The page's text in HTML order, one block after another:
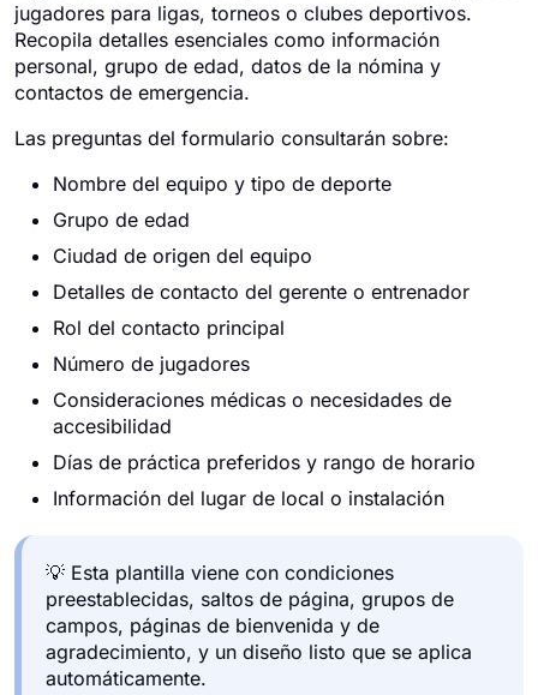
jugadores para ligas, torneos o clubes deportivos.
Recopila detalles esenciales como información
personal, grupo de edad, datos de la nómina y
contactos de emergencia.
Las preguntas del formulario consultarán sobre:
Nombre del equipo y tipo de deporte
Grupo de edad
Ciudad de origen del equipo
Detalles de contacto del gerente o entrenador
Rol del contacto principal
Número de jugadores
Consideraciones médicas o necesidades de
accesibilidad
Días de práctica preferidos y rango de horario
Información del lugar de local o instalación
💡 Esta plantilla viene con condiciones
preestablecidas, saltos de página, grupos de
campos, páginas de bienvenida y de
agradecimiento, y un diseño listo que se aplica
automáticamente.